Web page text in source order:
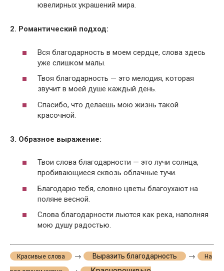
ювелирных украшений мира.
2. Романтический подход:
Вся благодарность в моем сердце, слова здесь
уже слишком малы.
Твоя благодарность — это мелодия, которая
звучит в моей душе каждый день.
Спасибо, что делаешь мою жизнь такой
красочной.
3. Образное выражение:
Твои слова благодарности — это лучи солнца,
пробивающиеся сквозь облачные тучи.
Благодарю тебя, словно цветы благоухают на
поляне весной.
Слова благодарности льются как река, наполняя
мою душу радостью.
Красивые слова → Выразить благодарность → На